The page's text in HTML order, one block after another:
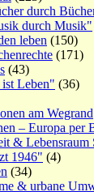
durch
durch Musik"
leben (150)
(171)
(43)
Leben" (36)
am Wegrand
– Europa per
& Lebensraum
1946" (4)
(34)
& urbane